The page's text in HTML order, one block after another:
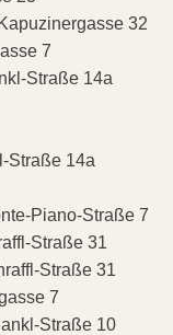
32
7
Straße 14a
Straße 14a
Piano-Straße 7
Straße 31
Straße 31
7
Straße 10